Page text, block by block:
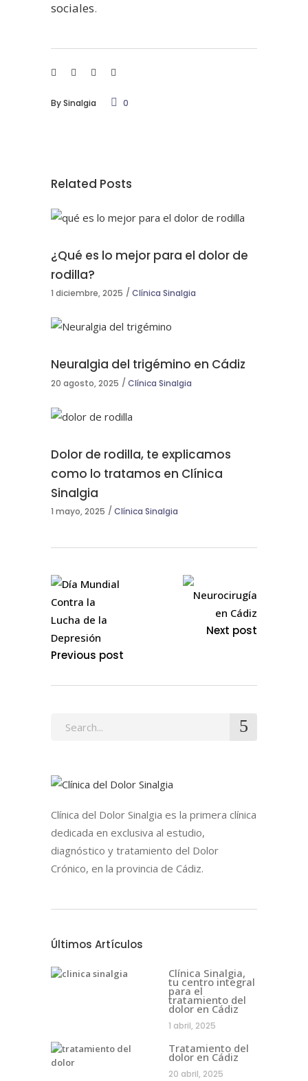
sociales.
BySinalgia 0
Related Posts
¿Qué es lo mejor para el dolor de
rodilla?
1 diciembre, 2025 Clínica Sinalgia
Neuralgia del trigémino en Cádiz
20 agosto, 2025 Clínica Sinalgia
Dolor de rodilla, te explicamos
como lo tratamos en Clínica
Sinalgia
1 mayo, 2025 Clínica Sinalgia
Previous post
Next post
Search
Clínica del Dolor Sinalgia es la primera clínica
dedicada en exclusiva al estudio,
diagnóstico y tratamiento del Dolor
Crónico, en la provincia de Cádiz.
Últimos Artículos
Clínica Sinalgia,
tu centro integral
para el
tratamiento del
dolor en Cádiz
1 abril, 2025
Tratamiento del
dolor en Cádiz
20 abril, 2025